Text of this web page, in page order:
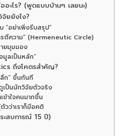
ะไร? (พูดแบบบ้านๆ เลยนะ)
จัยยังไง?
“อย่าเพิ่งรีบสรุป”
รตีความ” (Hermeneutic Circle)
ยมุมมอง
ลเป็นหลัก”
ถึงโคตรสำคัญ?
ลึก” ขึ้นทันที
เป็นนักวิจัยตัวจริง
ข้าใจคนมากขึ้น
ตัวว่าเราก็มีอคติ
ะสบการณ์ 15 ปี)